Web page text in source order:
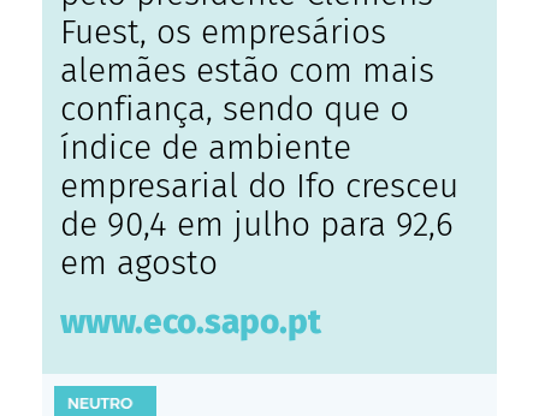
Fuest, os empresários
alemães estão com mais
confiança, sendo que o
índice de ambiente
empresarial do Ifo cresceu
de 90,4 em julho para 92,6
em agosto
www.eco.sapo.pt